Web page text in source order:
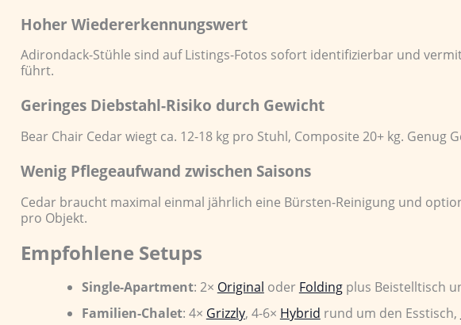
Hoher Wiedererkennungswert
Adirondack-Stühle sind auf Listings-Fotos sofort identifizierbar und
führt.
Geringes Diebstahl-Risiko durch Gewicht
Bear Chair Cedar wiegt ca. 12-18 kg pro Stuhl, Composite 20+ kg.
Wenig Pflegeaufwand zwischen Saisons
Cedar braucht maximal einmal jährlich eine Bürsten-Reinigung und
pro Objekt.
Empfohlene Setups
Single-Apartment: 2× Original oder Foldingplus Beistelltisch
Familien-Chalet: 4× Grizzly, 4-6× Hybrid rund um den Esstisch,